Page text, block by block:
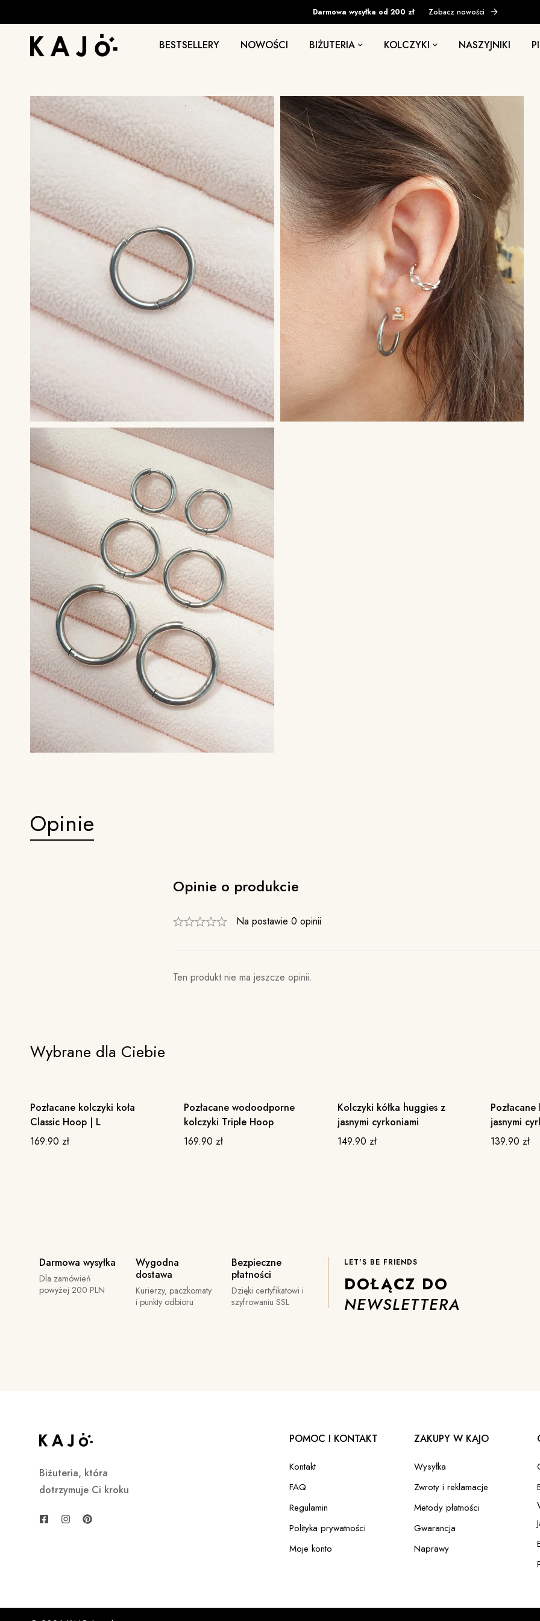
Darmowa wysyłka od 200 zł Zobacz nowości
BESTSELLERY NOWOŚCI BIŻUTERIA KOLCZYKI NASZYJNIKI
Opinie
Opinie o produkcie
Na postawie 0 opinii
Ten produkt nie ma jeszcze opinii.
Wybrane dla Ciebie
BESTSELLER
Pozłacane kolczyki koła
Classic Hoop | L
169.90 zł
BESTSELLER
Pozłacane wodoodporne
kolczyki Triple Hoop
169.90 zł
BESTSELLER
Kolczyki kółka huggies z
jasnymi cyrkoniami
149.90 zł
jasnymi
139.90zł
Darmowa wysyłka
Dla zamówień
powyżej 200 PLN
Wygodna
dostawa
Kurierzy, paczkomaty
i punkty odbioru
Bezpieczne
płatności
Dzięki certyfikatowi i
szyfrowaniu SSL
LET'S BE FRIENDS
DOŁĄCZ DO
NEWSLETTERA
Biżuteria, która
dotrzymuje Ci kroku
POMOC I KONTAKT
Kontakt
FAQ
Regulamin
Polityka prywatności
Moje konto
ZAKUPY W KAJO
Wysyłka
Zwroty i reklamacje
Metody płatności
Gwarancja
Naprawy